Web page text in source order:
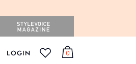
LOGIN
0